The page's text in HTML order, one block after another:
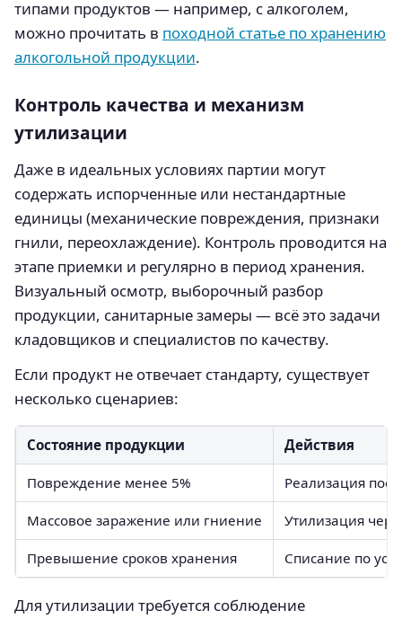
типами продуктов — например, с алкоголем,
можно прочитать в походной статье по хранению
алкогольной продукции.
Контроль качества и механизм
утилизации
Даже в идеальных условиях партии могут
содержать испорченные или нестандартные
единицы (механические повреждения, признаки
гнили, переохлаждение). Контроль проводится на
этапе приемки и регулярно в период хранения.
Визуальный осмотр, выборочный разбор
продукции, санитарные замеры — всё это задачи
кладовщиков и специалистов по качеству.
Если продукт не отвечает стандарту, существует
несколько сценариев:
Состояние продукции Действия
Повреждение менее 5% Реализация
Массовое заражение или гниение Утилизация
Превышение сроков хранения Списание по
Для утилизации требуется соблюдение